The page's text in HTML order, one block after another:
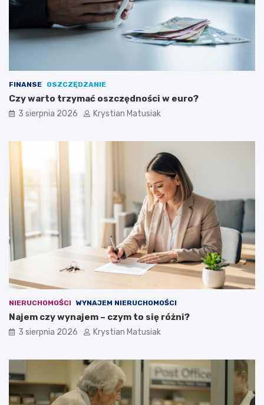
FINANSE OSZCZĘDZANIE
Czy warto trzymać oszczędności w euro?
3 sierpnia 2026 Krystian Matusiak
NIERUCHOMOŚCI WYNAJEM NIERUCHOMOŚCI
Najem czy wynajem – czym to się różni?
3 sierpnia 2026 Krystian Matusiak